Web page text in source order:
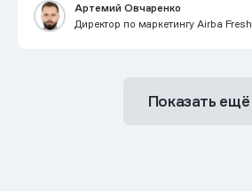
Артемий Овчаренко
Директор по маркетингу Airba Fresh
Показать ещё